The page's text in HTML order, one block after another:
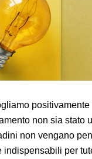
non sia stato
non vengano
indispensabili per